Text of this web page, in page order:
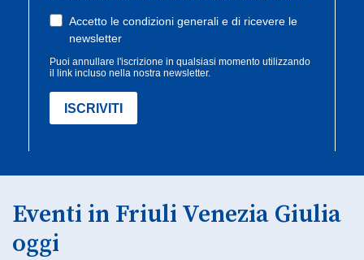
Eventi in Friuli Venezia Giulia
oggi